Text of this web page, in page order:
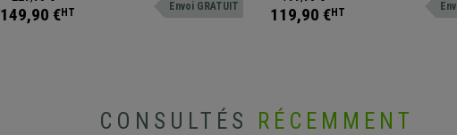
149,90 €HT Envoi GRATUIT 119,90 €HT
CONSULTÉS RÉCEMMENT